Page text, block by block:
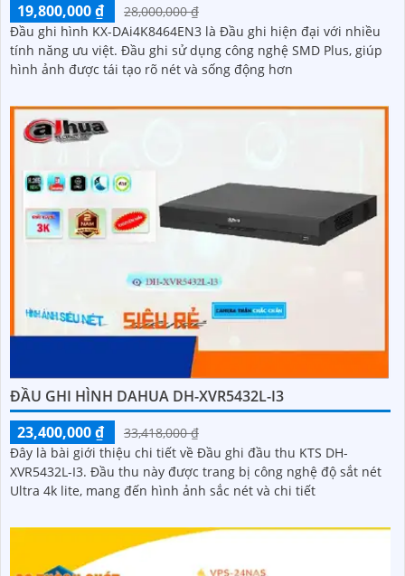
19,800,000 ₫
28,000,000 ₫
Đầu ghi hình KX-DAi4K8464EN3 là Đầu ghi hiện đại với nhiều
tính năng ưu việt. Đầu ghi sử dụng công nghệ SMD Plus, giúp
hình ảnh được tái tạo rõ nét và sống động hơn
ĐẦU GHI HÌNH DAHUA DH-XVR5432L-I3
23,400,000 ₫
33,418,000 ₫
Đây là bài giới thiệu chi tiết về Đầu ghi đầu thu KTS DH-
XVR5432L-I3. Đầu thu này được trang bị công nghệ độ sắt nét
Ultra 4k lite, mang đến hình ảnh sắc nét và chi tiết